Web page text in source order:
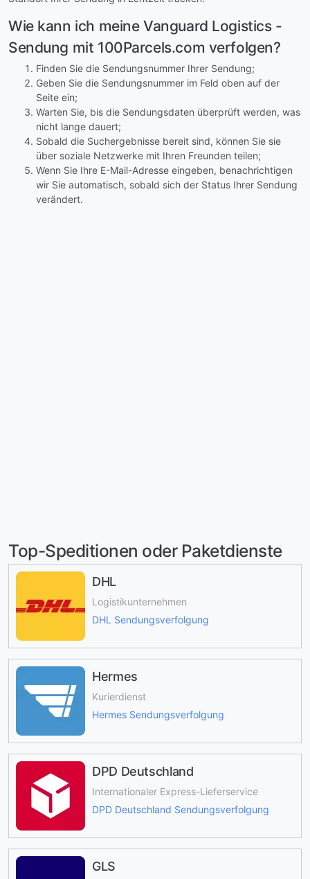
Wie kann ich meine Vanguard Logistics -
Sendung mit 100Parcels.com verfolgen?
Finden Sie die Sendungsnummer Ihrer Sendung;
Geben Sie die Sendungsnummer im Feld oben auf der
Seite ein;
Warten Sie, bis die Sendungsdaten überprüft werden, was
nicht lange dauert;
Sobald die Suchergebnisse bereit sind, können Sie sie
über soziale Netzwerke mit Ihren Freunden teilen;
Wenn Sie Ihre E-Mail-Adresse eingeben, benachrichtigen
wir Sie automatisch, sobald sich der Status Ihrer Sendung
verändert.
Top-Speditionen oder Paketdienste
DHL
Logistikunternehmen
DHL Sendungsverfolgung
Hermes
Kurierdienst
Hermes Sendungsverfolgung
DPD Deutschland
Internationaler Express-Lieferservice
DPD Deutschland Sendungsverfolgung
GLS